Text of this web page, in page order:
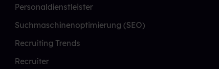
Personaldienstleister
Suchmaschinenoptimierung (SEO)
Recruiting Trends
Recruiter